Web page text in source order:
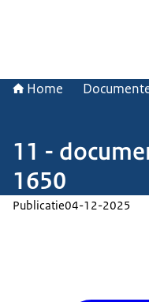
Home
11 -
1650
Publicatie04-12-2025